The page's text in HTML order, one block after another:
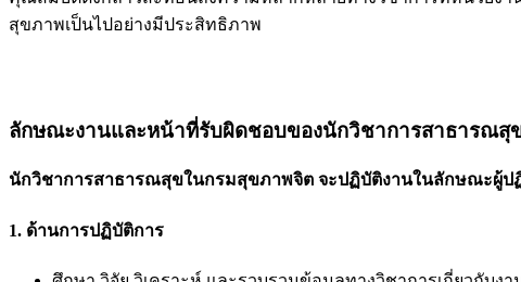
สุขภาพเป็นไปอย่างมีประสิทธิภาพ
ลักษณะงานและหน้าที่รับผิดชอบของนักวิชาการสาธารณสุ
นักวิชาการสาธารณสุขในกรมสุขภาพจิต จะปฏิบัติงานในลักษณะผู้ป
1. ด้านการปฏิบัติการ